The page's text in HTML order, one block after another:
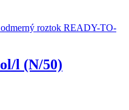
l (N/50)